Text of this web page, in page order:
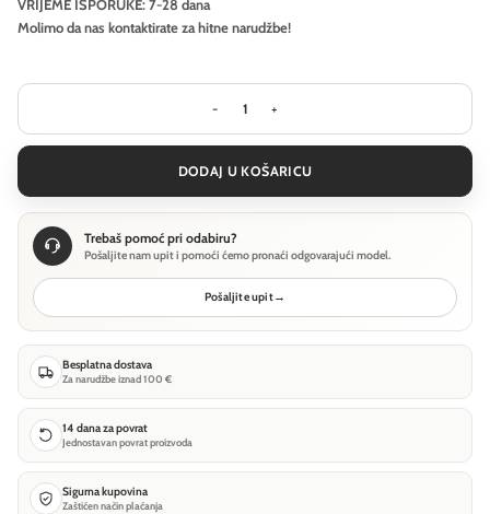
VRIJEME ISPORUKE: 7-28 dana
Molimo da nas kontaktirate za hitne narudžbe!
Visilica Ideal Lux OVALINO SP8 -
DODAJ U KOŠARICU
Trebaš pomoć pri odabiru?
Pošaljite nam upit i pomoći ćemo pronaći odgovarajući model.
Pošaljite upit→
Besplatna dostava
Za narudžbe iznad 100 €
14 dana za povrat
Jednostavan povrat proizvoda
Sigurna kupovina
Zaštićen način plaćanja